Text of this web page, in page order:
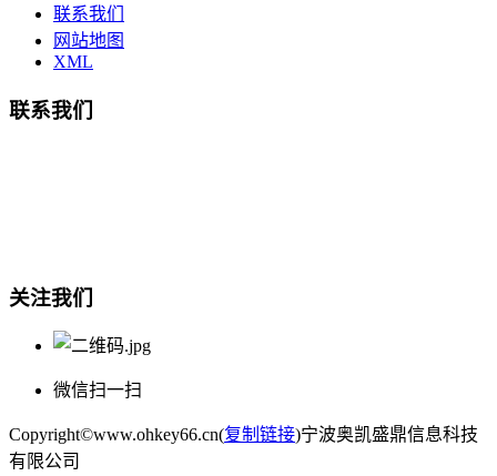
联系我们
网站地图
XML
联系我们
关注我们
微信扫一扫
Copyright©www.ohkey66.cn(复制链接)宁波奥凯盛鼎信息科技
有限公司